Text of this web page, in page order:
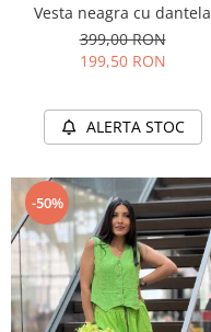
Vesta neagra cu dantela
399,00 RON
199,50 RON
ALERTA STOC
-50%